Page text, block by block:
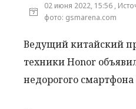
02 июня 2022, 15:56 ,
фото: gsmarena.com
Ведущий китайский
техники Honor
недорогого смартфона